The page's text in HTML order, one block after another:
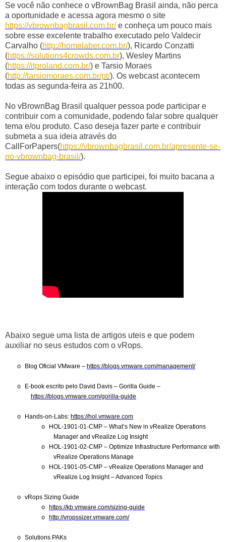
Se você não conhece o vBrownBag Brasil ainda, não perca
a oportunidade e acessa agora mesmo o site
https://vbrownbagbrasil.com.br/ e conheça um pouco mais
sobre esse excelente trabalho executado pelo Valdecir
Carvalho (http://homelaber.com.br/), Ricardo Conzatti
(https://solutions4crowds.com.br), Wesley Martins
(https://itproland.com.br/) e Tarsio Moraes
(http://tarsiomoraes.com.br/pt/). Os webcast acontecem
todas as segunda-feira as 21h00.
No vBrownBag Brasil qualquer pessoa pode participar e
contribuir com a comunidade, podendo falar sobre qualquer
tema e/ou produto. Caso deseja fazer parte e contribuir
submeta a sua ideia através do
CallForPapers(https://vbrownbagbrasil.com.br/apresente-se-
no-vbrownbag-brasil/).
Segue abaixo o episódio que participei, foi muito bacana a
interação com todos durante o webcast.
Abaixo segue uma lista de artigos uteis e que podem
auxiliar no seus estudos com o vRops.
o Blog Oficial VMware – https://blogs.vmware.com/management/
o
E-book escrito pelo David Davis – Gorilla Guide –
https://blogs.vmware.com/gorilla-guide
o Hands-on-Labs: https://hol.vmware.com
o
HOL-1901-01-CMP – What’s New in vRealize Operations
Manager and vRealize Log Insight
o
HOL-1901-02-CMP – Optimize Infrastructure Performance with
vRealize Operations Manage
o
HOL-1901-05-CMP – vRealize Operations Manager and
vRealize Log Insight – Advanced Topics
o vRops Sizing Guide
o https://kb.vmware.com/sizing-guide
o http://vropssizer.vmware.com/
o Solutions PAKs